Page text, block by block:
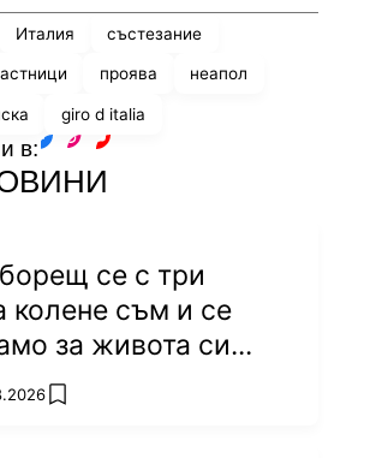
Италия състезание
проява неапол
giro d italia
в:
се с три
колене съм и се
за живота си...
add favorites